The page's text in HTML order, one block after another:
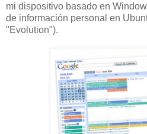
mi dispositivo basado en
de información personal en
"Evolution").